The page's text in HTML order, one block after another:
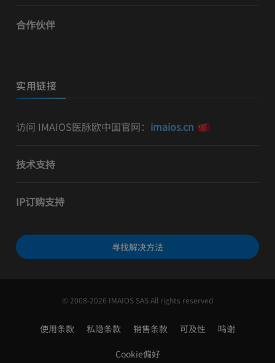
合作伙伴
实用链接
访问 IMAIOS医脉欧中国官网： imaios.cn
技术支持
IP订购支持
寻找解决方法
© 2008-2026 IMAIOS SAS All rights reserved
使用条款 私隐条款 销售条款 可及性 鸣谢
Cookie偏好